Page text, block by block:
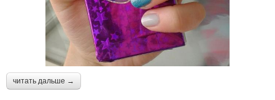
читать дальше →